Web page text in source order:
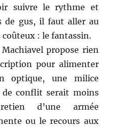
suivre le rythme et
de gus, il faut aller au
: le fantassin.
propose rien
pour alimenter
optique, une milice
de conflit serait moins
d’une armée
ou le recours aux